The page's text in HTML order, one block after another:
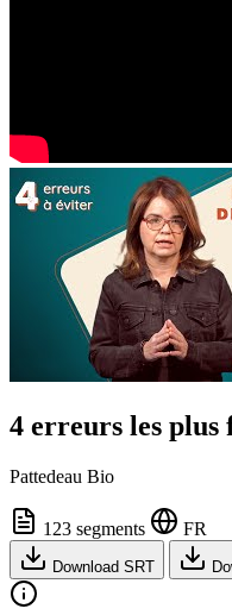
4 erreurs les
Pattedeau Bio
123 segments FR
Download SRT